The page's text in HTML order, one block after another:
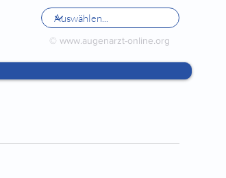
© www.augenarzt-online.org